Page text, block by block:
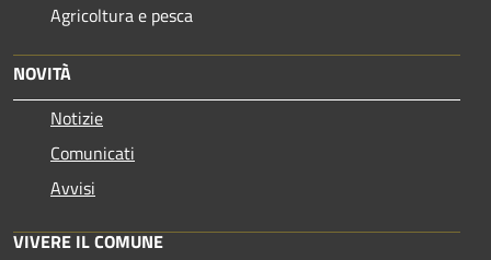
Agricoltura e pesca
NOVITÀ
Notizie
Comunicati
Avvisi
VIVERE IL COMUNE